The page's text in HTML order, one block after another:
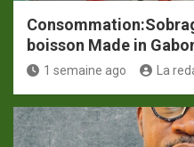
boisson Made in
1 semaine ago La